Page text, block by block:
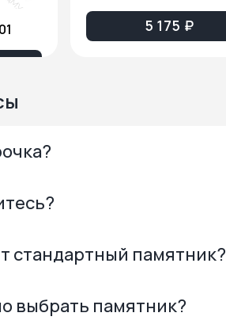
5 175 ₽
стандартный памятник?
выбрать памятник?